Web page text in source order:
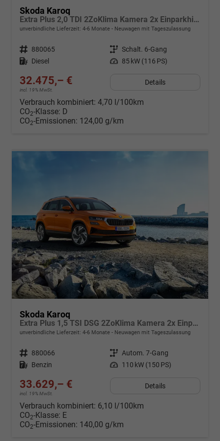
Skoda Karoq
Extra Plus 2,0 TDI 2ZoKlima Kamera 2x Einparkhilfe Alu Felgen 5J Garantie Sitzheizung Matrix el Heckklappe ACC
unverbindliche Lieferzeit: 4-6 Monate Neuwagen mit Tageszulassung
Fahrzeugnr. 880065 Getriebe Schalt. 6-Gang
Kraftstoff Diesel Leistung 85 kW (116 PS)
32.475,– €
incl. 19% MwSt.
Details
Verbrauch kombiniert: 4,70 l/100km
CO2-Klasse: D
CO2-Emissionen: 124,00 g/km
Skoda Karoq
Extra Plus 1,5 TSI DSG 2ZoKlima Kamera 2x Einparkhilfe Alu Felgen 5J Garantie Sitzheizung Matrix el Heckklappe ACC
unverbindliche Lieferzeit: 4-6 Monate Neuwagen mit Tageszulassung
Fahrzeugnr. 880066 Getriebe Autom. 7-Gang
Kraftstoff Benzin Leistung 110 kW (150 PS)
33.629,– €
incl. 19% MwSt.
Details
Verbrauch kombiniert: 6,10 l/100km
CO2-Klasse: E
CO2-Emissionen: 140,00 g/km